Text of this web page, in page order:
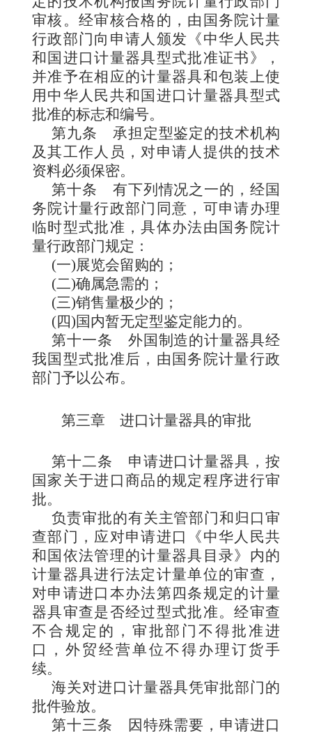
审核。经审核合格的，由国务院计量
行政部门向申请人颁发《中华人民共
和国进口计量器具型式批准证书》，
并准予在相应的计量器具和包装上使
用中华人民共和国进口计量器具型式
批准的标志和编号。
第九条 承担定型鉴定的技术机构
及其工作人员，对申请人提供的技术
资料必须保密。
第十条 有下列情况之一的，经国
务院计量行政部门同意，可申请办理
临时型式批准，具体办法由国务院计
量行政部门规定：
(一)展览会留购的；
(二)确属急需的；
(三)销售量极少的；
(四)国内暂无定型鉴定能力的。
第十一条 外国制造的计量器具经
我国型式批准后，由国务院计量行政
部门予以公布。
第三章 进口计量器具的审批
第十二条 申请进口计量器具，按
国家关于进口商品的规定程序进行审
批。
负责审批的有关主管部门和归口审
查部门，应对申请进口《中华人民共
和国依法管理的计量器具目录》内的
计量器具进行法定计量单位的审查，
对申请进口本办法第四条规定的计量
器具审查是否经过型式批准。经审查
不合规定的，审批部门不得批准进
口，外贸经营单位不得办理订货手
续。
海关对进口计量器具凭审批部门的
批件验放。
第十三条
因特殊需要，申请进口